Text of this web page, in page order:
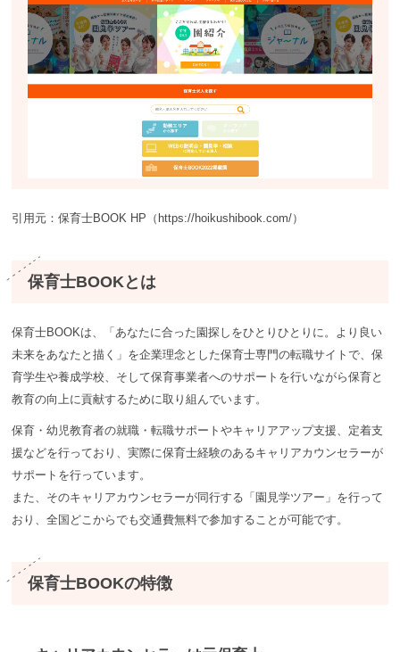
引用元：保育士BOOK HP（https://hoikushibook.com/）
保育士BOOKとは
保育士BOOKは、「あなたに合った園探しをひとりひとりに。より良い
未来をあなたと描く」を企業理念とした保育士専門の転職サイトで、保
育学生や養成学校、そして保育事業者へのサポートを行いながら保育と
教育の向上に貢献するために取り組んでいます。
保育・幼児教育者の就職・転職サポートやキャリアアップ支援、定着支
援などを行っており、実際に保育士経験のあるキャリアカウンセラーが
サポートを行っています。
また、そのキャリアカウンセラーが同行する「園見学ツアー」を行って
おり、全国どこからでも交通費無料で参加することが可能です。
保育士BOOKの特徴